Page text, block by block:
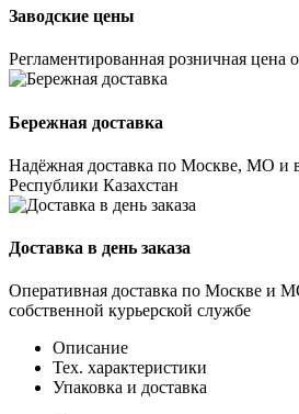
Заводские цены
Регламентированная розничная цена
Бережная доставка
Надёжная доставка по Москве, МО и
Республики Казахстан
Доставка в день заказа
Оперативная доставка по Москве и
собственной курьерской службе
Описание
Тех. характеристики
Упаковка и доставка